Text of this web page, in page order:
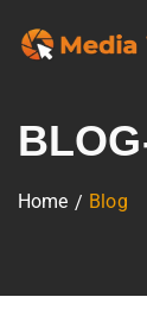
Home / Blog